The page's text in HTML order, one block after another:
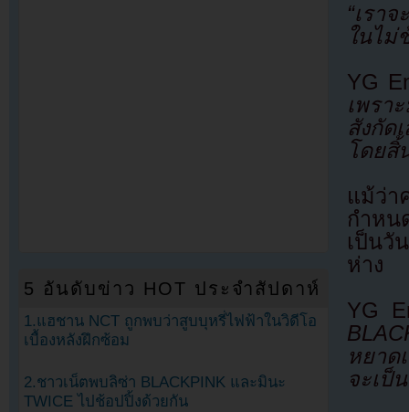
“เรา
ในไม่
YG
เพรา
สังกัด
โดยสิ้
แม้ว่า
กำหน
เป็นวั
ห่าง
YG
หยาด
จะเป็
5 อันดับข่าว HOT ประจำสัปดาห์
1.แฮชาน NCT ถูกพบว่าสูบบุหรี่ไฟฟ้าในวิดีโอ
เบื้องหลังฝึกซ้อม
2.ชาวเน็ตพบลิซ่า BLACKPINK และมินะ
TWICE ไปช้อปปิ้งด้วยกัน